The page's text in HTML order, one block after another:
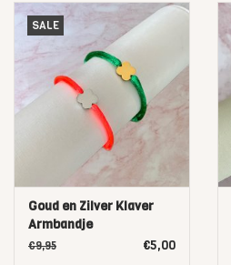
SALE
Goud en Zilver Klaver
Armbandje
€9,95 €5,00